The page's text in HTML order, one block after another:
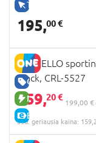
TIK INTERNETU
195,00 €
GERA KAINA
NAUJA PREKĖ
E-KAINA
CARRELLO
Black, CRL-5527
159,20 €
199,00 €
30d. geriausia kaina: